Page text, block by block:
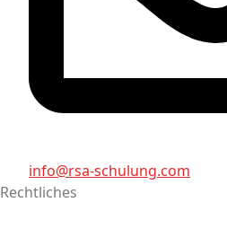
info@rsa-schulung.com
Rechtliches